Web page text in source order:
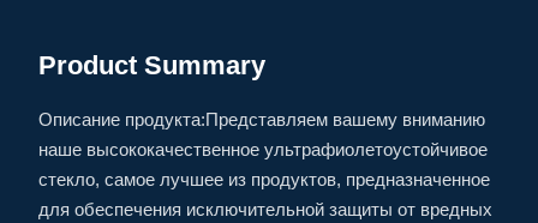
Product Summary
Описание продукта:Представляем вашему вниманию
наше высококачественное ультрафиолетоустойчивое
стекло, самое лучшее из продуктов, предназначенное
для обеспечения исключительной защиты от вредных